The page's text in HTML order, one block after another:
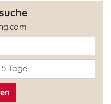
5 Tage